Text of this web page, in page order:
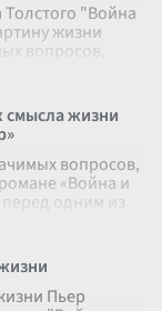
"Война
жизни
вопросов,
смысла жизни
вопросов,
«Война и
одним из
Пьер